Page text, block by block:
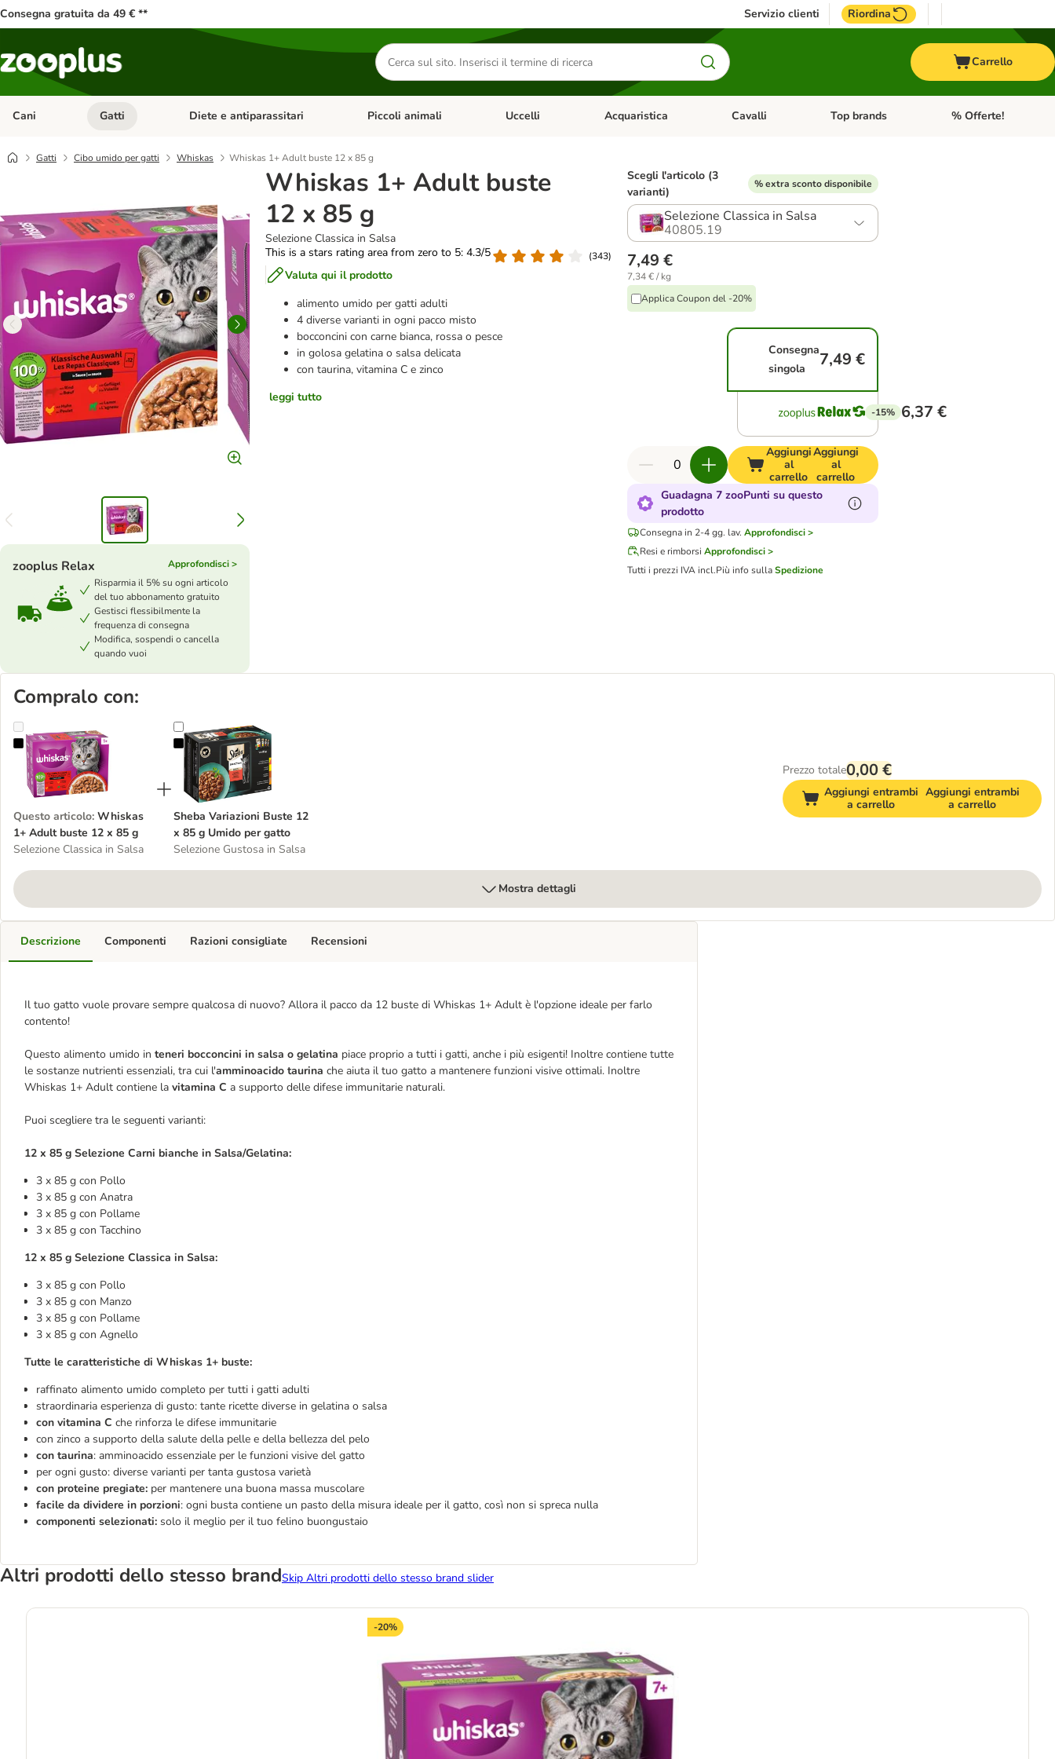
Consegna gratuita da 49 € ** Servizio clienti Riordina
Cerca
prodotti
Carrello
Cani Apri Menu Categoria: Cani
Gatti Apri Menu Categoria: Gatti
Diete e antiparassitari Apri Menu Categoria: Diete e antiparassitari
Piccoli animali Apri Menu Categoria: Piccoli animali
Uccelli Apri Menu Categoria: Uccelli
Acquaristica Apri Menu Categoria: Acquaristica
Cavalli Apri Menu Categoria: Cavalli
Top brands Apri Menu Categoria:
% Offerte!
Gatti Cibo umido per gatti Whiskas Whiskas 1+ Adult buste 12 x 85 g
Whiskas 1+ Adult buste
12 x 85 g
Selezione Classica in Salsa
This is a stars rating area from zero to 5: 4.3/5
(343)
Valuta qui il prodotto
alimento umido per gatti adulti
4 diverse varianti in ogni pacco misto
bocconcini con carne bianca, rossa o pesce
in golosa gelatina o salsa delicata
con taurina, vitamina C e zinco
leggi tutto
zooplus Relax
Approfondisci >
Risparmia il 5% su ogni articolo
del tuo abbonamento gratuito
Gestisci flessibilmente la
frequenza di consegna
Modifica, sospendi o cancella
quando vuoi
Scegli l'articolo (3
varianti)
% extra sconto disponibile
Selezione Classica in Salsa
40805.19
7,49 €
7,34 € / kg
Applica Coupon del -20%
Consegna
singola
7,49 €
-15% 6,37 €
Aggiungi
al
carrello
Aggiungi
al
carrello
Guadagna 7 zooPunti su questo
prodotto
Consegna in 2-4 gg. lav. Approfondisci >
Resi e rimborsi Approfondisci >
Tutti i prezzi IVA incl.Più info sullaSpedizione
Compralo con:
Whiskas 1+ Adult buste 12 x 85 g
Questo articolo: Whiskas
1+ Adult buste 12 x 85 g
Selezione Classica in Salsa
Sheba Variazioni Buste 12 x 85 g Umido per gatto
Sheba Variazioni Buste 12
x 85 g Umido per gatto
Selezione Gustosa in Salsa
Prezzo totale0,00 €
Aggiungi entrambi
a carrello
Aggiungi entrambi
a carrello
Mostra dettagli
Descrizione
Il tuo gatto vuole provare sempre qualcosa di nuovo? Allora il pacco da 12 buste di Whiskas 1+ Adult è l'opzione ideale per farlo
contento!
Questo alimento umido in teneri bocconcini in salsa o gelatina piace proprio a tutti i gatti, anche i più esigenti! Inoltre contiene tutte
le sostanze nutrienti essenziali, tra cui l'amminoacido taurina che aiuta il tuo gatto a mantenere funzioni visive ottimali. Inoltre
Whiskas 1+ Adult contiene la vitamina C a supporto delle difese immunitarie naturali.
Puoi scegliere tra le seguenti varianti:
12 x 85 g Selezione Carni bianche in Salsa/Gelatina:
3 x 85 g con Pollo
3 x 85 g con Anatra
3 x 85 g con Pollame
3 x 85 g con Tacchino
12 x 85 g Selezione Classica in Salsa:
3 x 85 g con Pollo
3 x 85 g con Manzo
3 x 85 g con Pollame
3 x 85 g con Agnello
Tutte le caratteristiche di Whiskas 1+ buste:
raffinato alimento umido completo per tutti i gatti adulti
straordinaria esperienza di gusto: tante ricette diverse in gelatina o salsa
con vitamina C che rinforza le difese immunitarie
con zinco a supporto della salute della pelle e della bellezza del pelo
con taurina: amminoacido essenziale per le funzioni visive del gatto
per ogni gusto: diverse varianti per tanta gustosa varietà
con proteine pregiate: per mantenere una buona massa muscolare
facile da dividere in porzioni: ogni busta contiene un pasto della misura ideale per il gatto, così non si spreca nulla
componenti selezionati: solo il meglio per il tuo felino buongustaio
Componenti Razioni consigliate Recensioni
Altri prodotti dello stesso brandSkip Altri prodotti dello stesso brand slider
-20%